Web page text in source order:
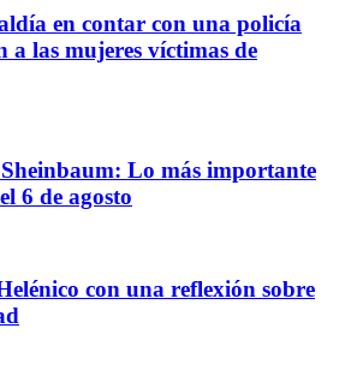
en contar con una policía
a las mujeres víctimas de
Lo más importante
6 de agosto
con una reflexión sobre